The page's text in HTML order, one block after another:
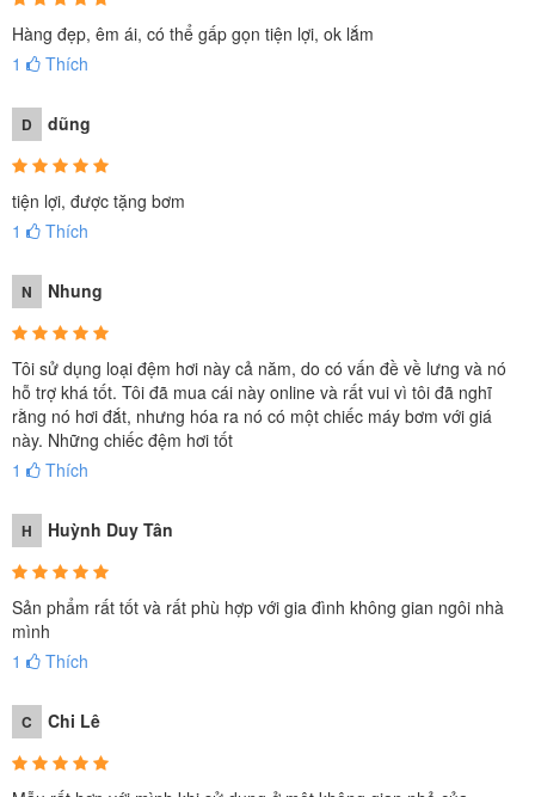
sản phẩm với chất lượng tuyệt vời, mang đến sự thoải mái cho
người sử dụng. Đệm được chế tạo bằng công nghệ Fiber-Tech tiên
tiến, với độ bền cao hơn rất nhiều, mang lại cho người sử dụng sự
việc.
Thực tế, Khi sử dụng Đệm hơi so với các đệm mút và đệm bông ép
thông thường sẽ thoáng khí và mát hơn do có các rãnh thoáng khí,
lớp phủ nhung bên trền bề mặt nhằm tránh bề mặt đệm tiếp xúc
khách khi nằm vào thời tiết nóng
Vào mùa đông, khi đắp thêm chăn lên thì đệm giữ nhiệt rất tốt. Do
vậy ấm áp vào mùa đông và thoáng mát vào mùa hè nên có thể sử
dụng quanh năm.
Hàng đẹp, êm ái, có thể gấp gọn tiện lợi, ok lắm
1
Thích
D dũng
tiện lợi, được tặng bơm
1
Thích
N Nhung
Tôi sử dụng loại đệm hơi này cả năm, do có vấn đề về lưng và nó
hỗ trợ khá tốt. Tôi đã mua cái này online và rất vui vì tôi đã nghĩ
rằng nó hơi đắt, nhưng hóa ra nó có một chiếc máy bơm với giá
này. Những chiếc đệm hơi tốt
1
Thích
H Huỳnh Duy Tân
Sản phẩm rất tốt và rất phù hợp với gia đình không gian ngôi nhà
mình
1
Thích
C Chi Lê